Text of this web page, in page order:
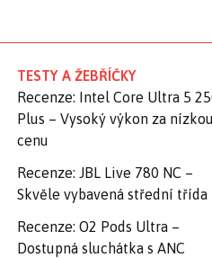
TESTY A ŽEBŘÍČKY
Recenze: Intel Core Ultra 5
Plus – Vysoký výkon za nízkou
cenu
Recenze: JBL Live 780 NC –
Skvěle vybavená střední třída
Recenze: O2 Pods Ultra –
Dostupná sluchátka s ANC